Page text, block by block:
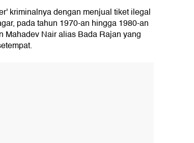
kriminalnya dengan menjual tiket ilegal
pada tahun 1970-an hingga 1980-an
Mahadev Nair alias Bada Rajan yang